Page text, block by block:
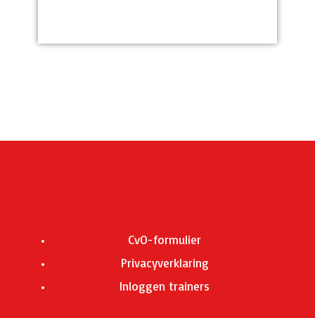
CvO-formulier
Privacyverklaring
Inloggen trainers